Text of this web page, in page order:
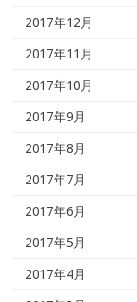
2017年12月
2017年11月
2017年10月
2017年9月
2017年8月
2017年7月
2017年6月
2017年5月
2017年4月